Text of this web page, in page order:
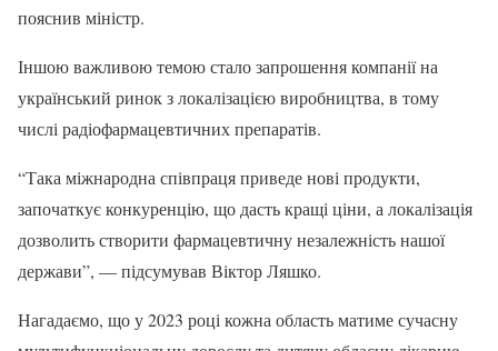
пояснив міністр.
Іншою важливою темою стало запрошення компанії на
український ринок з локалізацією виробництва, в тому
числі радіофармацевтичних препаратів.
“Така міжнародна співпраця приведе нові продукти,
започаткує конкуренцію, що дасть кращі ціни, а локалізація
дозволить створити фармацевтичну незалежність нашої
держави”, — підсумував Віктор Ляшко.
Нагадаємо, що у 2023 році кожна область матиме сучасну